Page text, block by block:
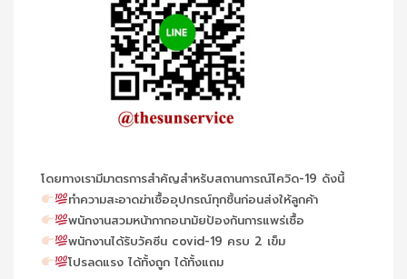
โดยทางเรามีมาตรการสำคัญสำหรับสถานการณ์โควิด-19 ดังนี้
ทำความสะอาดฆ่าเชื้ออุปกรณ์ทุกชิ้นก่อนส่งให้ลูกค้า
พนักงานสวมหน้ากากอนามัยป้องกันการแพร่เชื้อ
พนักงานได้รับวัคซีน covid-19 ครบ 2 เข็ม
โปรลดแรง ได้ทั้งถูก ได้ทั้งแถม